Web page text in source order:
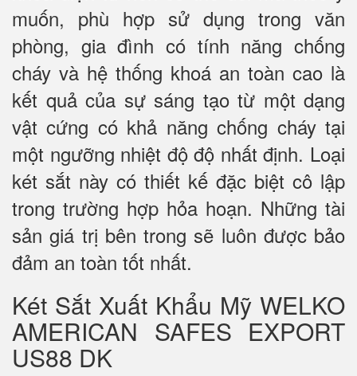
muốn, phù hợp sử dụng trong văn
phòng, gia đình có tính năng chống
cháy và hệ thống khoá an toàn cao là
kết quả của sự sáng tạo từ một dạng
vật cứng có khả năng chống cháy tại
một ngưỡng nhiệt độ độ nhất định. Loại
két sắt này có thiết kế đặc biệt cô lập
trong trường hợp hỏa hoạn. Những tài
sản giá trị bên trong sẽ luôn được bảo
đảm an toàn tốt nhất.
Két Sắt Xuất Khẩu Mỹ WELKO
AMERICAN SAFES EXPORT
US88 DK